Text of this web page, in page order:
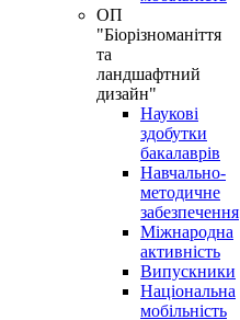
ОП
"Біорізноманіття
та
ландшафтний
дизайн"
Наукові
здобутки
бакалаврів
Навчально-
методичне
забезпечення
Міжнародна
активність
Випускники
Національна
мобільність